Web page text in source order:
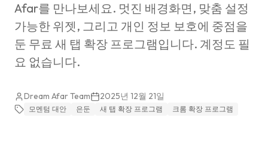
Afar를 만나보세요. 멋진 배경화면, 맞춤 설정
가능한 위젯, 그리고 개인 정보 보호에 중점을
둔 무료 새 탭 확장 프로그램입니다. 계정도 필
요 없습니다.
Dream Afar Team 2025년 12월 21일
모멘텀 대안 은둔 새 탭 확장 프로그램 크롬 확장 프로그램